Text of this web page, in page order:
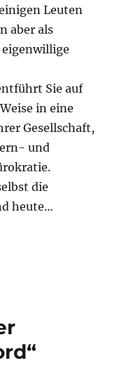
Leuten
aber als
Sie auf
in eine
Gesellschaft,
und
die
heute…